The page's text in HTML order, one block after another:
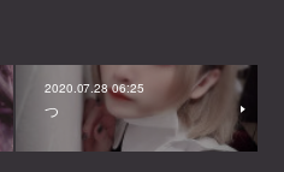
2020.07.28 06:25
つ